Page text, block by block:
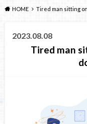
HOME Tired man sitting
2023.08.08
Tired man